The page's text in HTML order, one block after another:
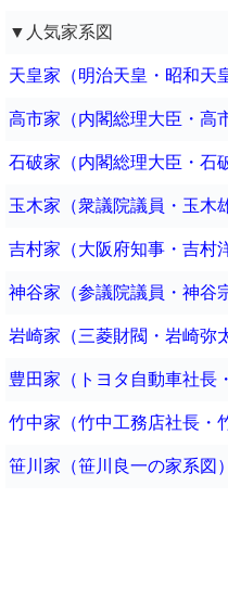
▼人気家系図
天皇家（明治天皇・昭和天
高市家（内閣総理大臣・高
石破家（内閣総理大臣・石
玉木家（衆議院議員・玉木
吉村家（大阪府知事・吉村
神谷家（参議院議員・神谷
岩崎家（三菱財閥・岩崎弥
豊田家（トヨタ自動車社長
竹中家（竹中工務店社長・
笹川家（笹川良一の家系図）